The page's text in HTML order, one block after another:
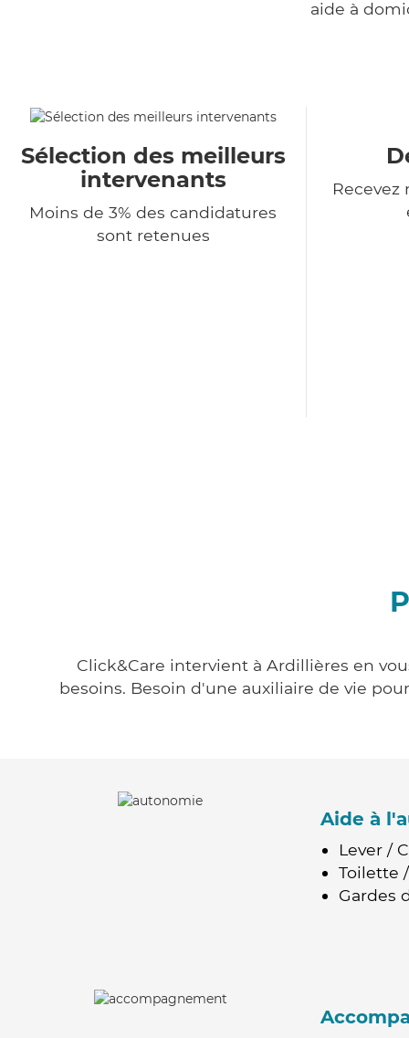
aide à
Sélection des meilleurs
intervenants
Moins de 3% des candidatures
sont retenues
Recevez
Click&Care intervient à Ardillières en
besoins. Besoin d'une auxiliaire de vie
Aide à
Lever /
Toilette
Gardes